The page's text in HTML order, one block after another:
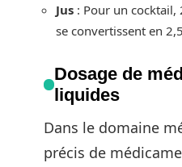
Jus : Pour un cocktail,
se convertissent en
Dosage de
liquides
Dans le domaine
précis de